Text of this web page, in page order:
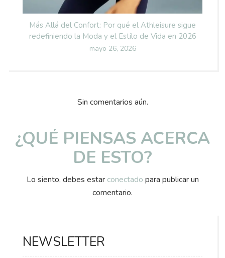
Más Allá del Confort: Por qué el Athleisure sigue
redefiniendo la Moda y el Estilo de Vida en 2026
Posted
mayo 26, 2026
Sin comentarios aún.
¿QUÉ PIENSAS ACERCA
DE ESTO?
Lo siento, debes estar conectado para publicar un
comentario.
NEWSLETTER